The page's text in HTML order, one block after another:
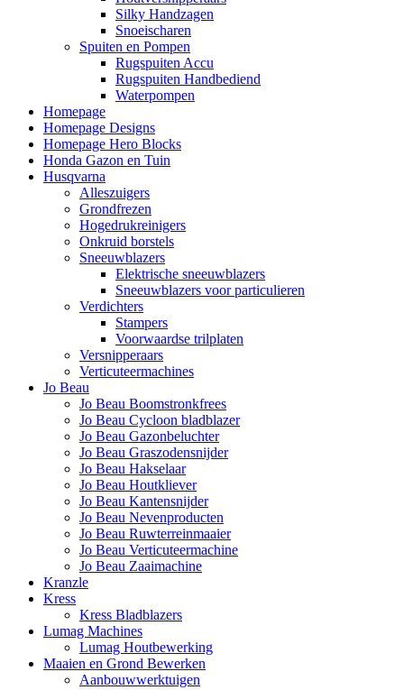
Silky Handzagen
Snoeischaren
Spuiten en Pompen
Rugspuiten Accu
Rugspuiten Handbediend
Waterpompen
Homepage
Homepage Designs
Homepage Hero Blocks
Honda Gazon en Tuin
Husqvarna
Alleszuigers
Grondfrezen
Hogedrukreinigers
Onkruid borstels
Sneeuwblazers
Elektrische sneeuwblazers
Sneeuwblazers voor particulieren
Verdichters
Stampers
Voorwaardse trilplaten
Versnipperaars
Verticuteermachines
Jo Beau
Jo Beau Boomstronkfrees
Jo Beau Cycloon bladblazer
Jo Beau Gazonbeluchter
Jo Beau Graszodensnijder
Jo Beau Hakselaar
Jo Beau Houtkliever
Jo Beau Kantensnijder
Jo Beau Nevenproducten
Jo Beau Ruwterreinmaaier
Jo Beau Verticuteermachine
Jo Beau Zaaimachine
Kranzle
Kress
Kress Bladblazers
Lumag Machines
Lumag Houtbewerking
Maaien en Grond Bewerken
Aanbouwwerktuigen